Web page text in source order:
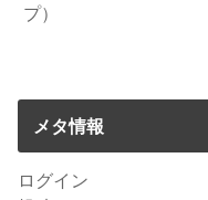
プ）
メタ情報
ログイン